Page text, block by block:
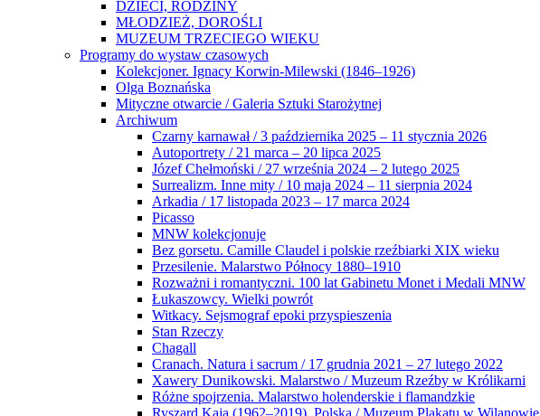
DZIECI, RODZINY
MŁODZIEŻ, DOROŚLI
MUZEUM TRZECIEGO WIEKU
Programy do wystaw czasowych
Kolekcjoner. Ignacy Korwin-Milewski (1846–1926)
Olga Boznańska
Mityczne otwarcie / Galeria Sztuki Starożytnej
Archiwum
Czarny karnawał / 3 października 2025 – 11 stycznia 2026
Autoportrety / 21 marca – 20 lipca 2025
Józef Chełmoński / 27 września 2024 – 2 lutego 2025
Surrealizm. Inne mity / 10 maja 2024 – 11 sierpnia 2024
Arkadia / 17 listopada 2023 – 17 marca 2024
Picasso
MNW kolekcjonuje
Bez gorsetu. Camille Claudel i polskie rzeźbiarki XIX wieku
Przesilenie. Malarstwo Północy 1880–1910
Rozważni i romantyczni. 100 lat Gabinetu Monet i Medali MNW
Łukaszowcy. Wielki powrót
Witkacy. Sejsmograf epoki przyspieszenia
Stan Rzeczy
Chagall
Cranach. Natura i sacrum / 17 grudnia 2021 – 27 lutego 2022
Xawery Dunikowski. Malarstwo / Muzeum Rzeźby w Królikarni
Różne spojrzenia. Malarstwo holenderskie i flamandzkie
Ryszard Kaja (1962–2019). Polska / Muzeum Plakatu w Wilanowie